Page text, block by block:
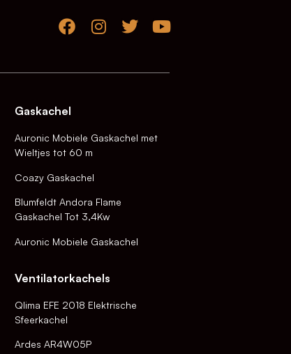
Gaskachel
Auronic Mobiele Gaskachel met
Wieltjes tot 60 m
Coazy Gaskachel
Blumfeldt Andora Flame
Gaskachel Tot 3,4Kw
Auronic Mobiele Gaskachel
Ventilatorkachels
Qlima EFE 2018 Elektrische
Sfeerkachel
Ardes AR4W05P